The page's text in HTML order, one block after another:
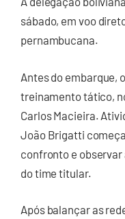
sábado, em voo
pernambucana.
Antes do embarque,
treinamento tático,
Carlos Macieira.
João Brigatti
confronto e
do time titular.
Após balançar as